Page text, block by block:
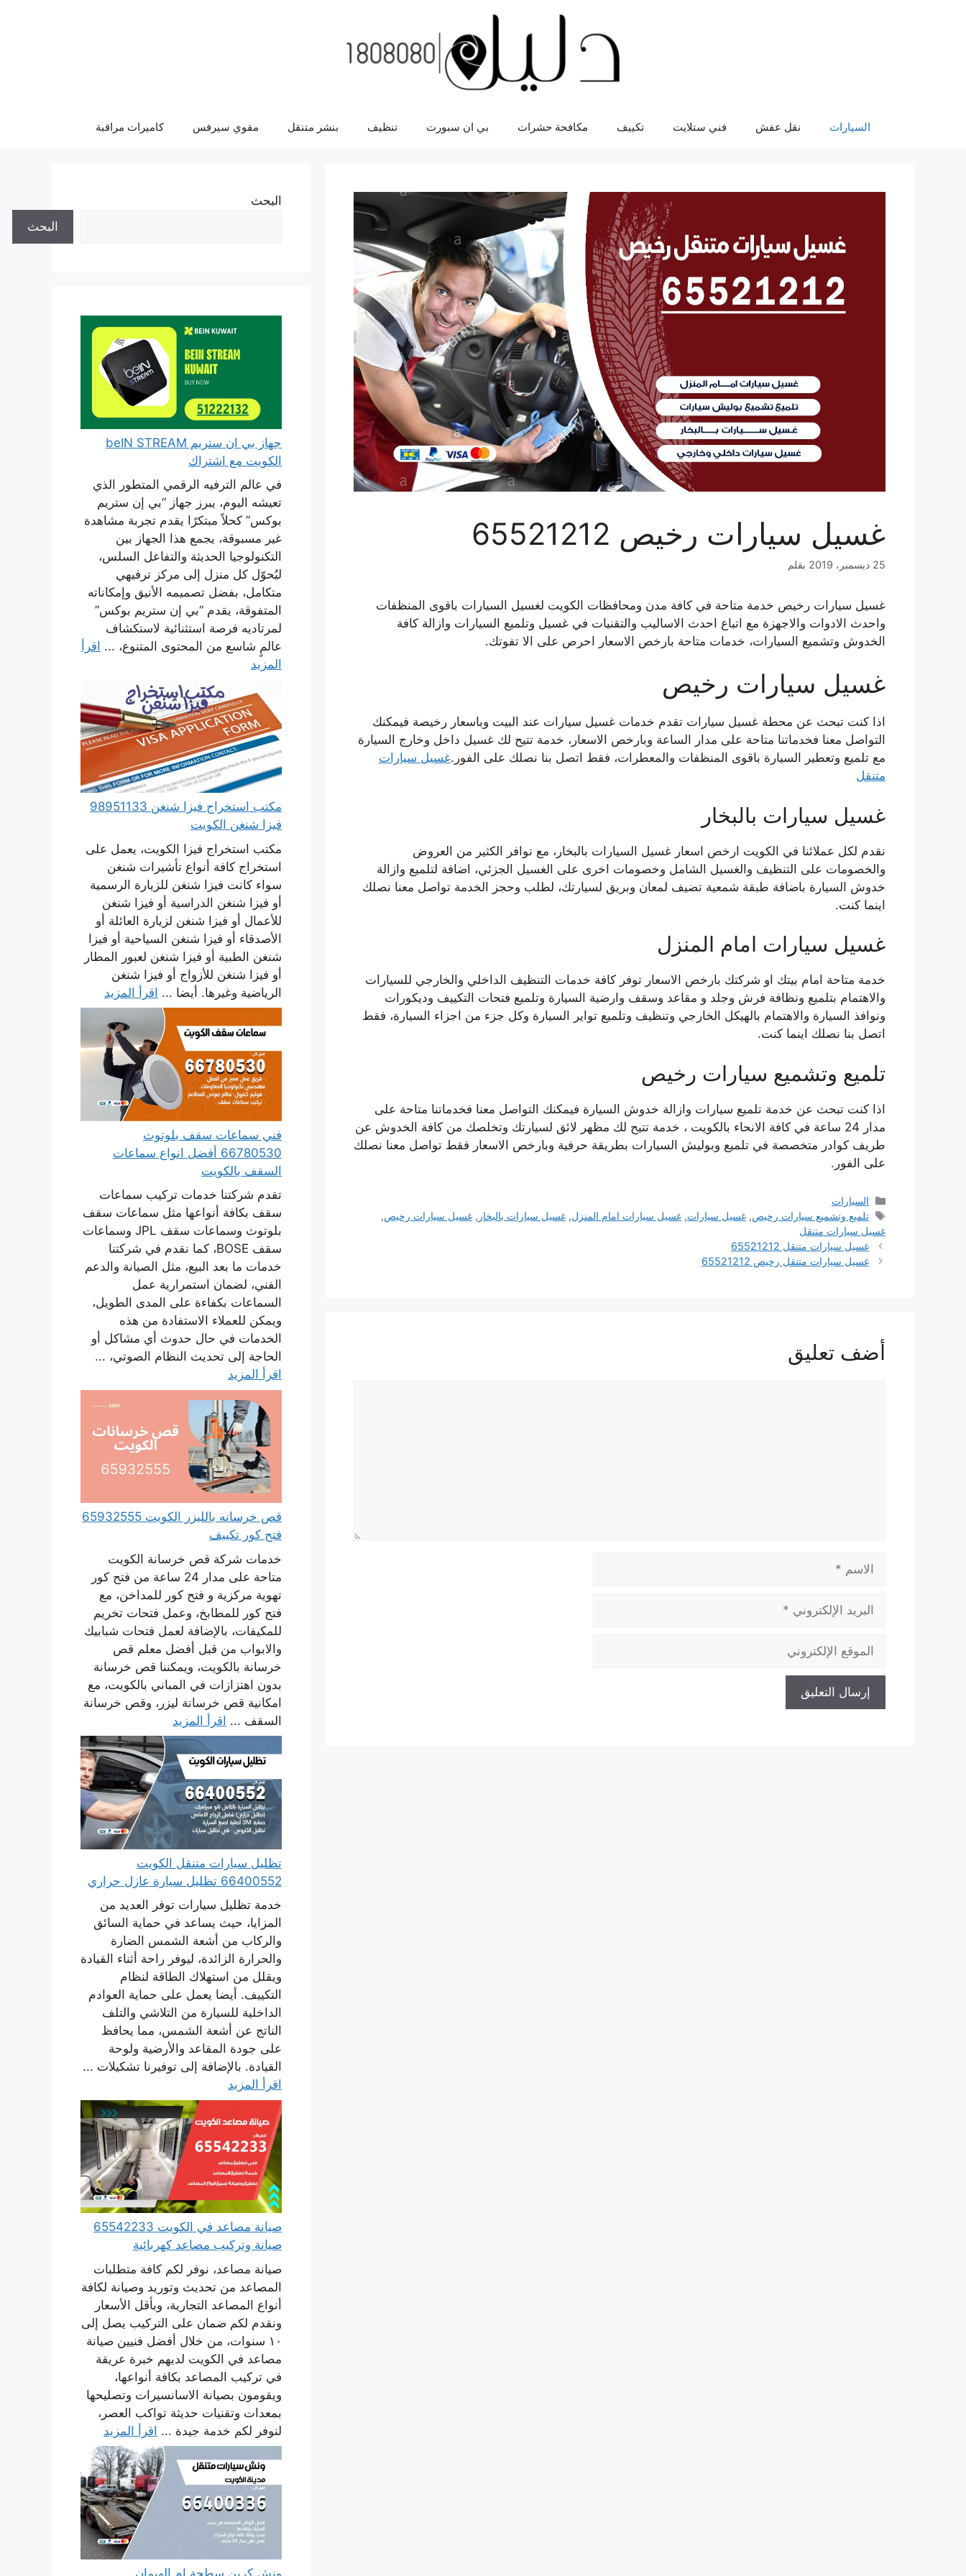
السيارات نقل عفش فني ستلايت تكييف مكافحة حشرات بي ان سبورت تنظيف بنشر متنقل مقوي سيرفس كاميرات مراقبة
غسيل سيارات رخيص 65521212
25 ديسمبر، 2019 بقلم
غسيل سيارات رخيص خدمة متاحة في كافة مدن ومحافظات الكويت لغسيل السيارات باقوى المنظفات
واحدث الادوات والاجهزة مع اتباع احدث الاساليب والتقنيات في غسيل وتلميع السيارات وازالة كافة
الخدوش وتشميع السيارات، خدمات متاحة بارخص الاسعار احرص على الا تفوتك.
غسيل سيارات رخيص
اذا كنت تبحث عن محطة غسيل سيارات تقدم خدمات غسيل سيارات عند البيت وباسعار رخيصة فيمكنك
التواصل معنا فخدماتنا متاحة على مدار الساعة وبارخص الاسعار، خدمة تتيح لك غسيل داخل وخارج السيارة
مع تلميع وتعطير السيارة باقوى المنظفات والمعطرات، فقط اتصل بنا نصلك على الفور.غسيل سيارات
متنقل
غسيل سيارات بالبخار
نقدم لكل عملائنا في الكويت ارخص اسعار غسيل السيارات بالبخار، مع توافر الكثير من العروض
والخصومات على التنظيف والغسيل الشامل وخصومات اخرى على الغسيل الجزئي، اضافة لتلميع وازالة
خدوش السيارة باضافة طبقة شمعية تضيف لمعان وبريق لسيارتك، لطلب وحجز الخدمة تواصل معنا نصلك
اينما كنت.
غسيل سيارات امام المنزل
خدمة متاحة امام بيتك او شركتك بارخص الاسعار توفر كافة خدمات التنظيف الداخلي والخارجي للسيارات
والاهتمام بتلميع ونظافة فرش وجلد و مقاعد وسقف وارضية السيارة وتلميع فتحات التكييف وديكورات
ونوافذ السيارة والاهتمام بالهيكل الخارجي وتنظيف وتلميع تواير السيارة وكل جزء من اجزاء السيارة، فقط
اتصل بنا نصلك اينما كنت.
تلميع وتشميع سيارات رخيص
اذا كنت تبحث عن خدمة تلميع سيارات وازالة خدوش السيارة فيمكنك التواصل معنا فخدماتنا متاحة على
مدار 24 ساعة في كافة الانحاء بالكويت ، خدمة تتيح لك مظهر لائق لسيارتك وتخلصك من كافة الخدوش عن
طريف كوادر متخصصة في تلميع وبوليش السيارات بطريقة حرفية وبارخص الاسعار فقط تواصل معنا نصلك
على الفور.
التصنيفات
السيارات
الوسوم
تلميع وتشميع سيارات رخيص,غسيل سيارات,غسيل سيارات امام المنزل,غسيل سيارات بالبخار ,غسيل سيارات رخيص,
غسيل سيارات متنقل
غسيل سيارات متنقل 65521212
غسيل سيارات متنقل رخيص 65521212
أضف تعليق
الإلكتروني
الإلكتروني
البحث
البحث
جهاز بي ان ستريم beIN STREAM
الكويت مع اشتراك
في عالم الترفيه الرقمي المتطور الذي
تعيشه اليوم، يبرز جهاز “بي إن ستريم
بوكس” كحلاً مبتكرًا يقدم تجربة مشاهدة
غير مسبوقة، يجمع هذا الجهاز بين
التكنولوجيا الحديثة والتفاعل السلس،
ليُحوّل كل منزل إلى مركز ترفيهي
متكامل، بفضل تصميمه الأنيق وإمكاناته
المتفوقة، يقدم “بي إن ستريم بوكس”
لمرتاديه فرصة استثنائية لاستكشاف
عالمٍ شاسع من المحتوى المتنوع، ... اقرأ
المزيد
مكتب استخراج فيزا شنغن 98951133
فيزا شنغن الكويت
مكتب استخراج فيزا الكويت، يعمل على
استخراج كافة أنواع تأشيرات شنغن
سواء كانت فيزا شنغن للزيارة الرسمية
أو فيزا شنغن الدراسية أو فيزا شنغن
للأعمال أو فيزا شنغن لزيارة العائلة أو
الأصدقاء أو فيزا شنغن السياحية أو فيزا
شنغن الطبية أو فيزا شنغن لعبور المطار
أو فيزا شنغن للأزواج أو فيزا شنغن
الرياضية وغيرها. أيضا ... اقرأ المزيد
فني سماعات سقف بلوتوث
66780530 أفضل انواع سماعات
السقف بالكويت
تقدم شركتنا خدمات تركيب سماعات
سقف بكافة أنواعها مثل سماعات سقف
بلوتوث وسماعات سقف JPL وسماعات
سقف BOSE، كما نقدم في شركتنا
خدمات ما بعد البيع، مثل الصيانة والدعم
الفني، لضمان استمرارية عمل
السماعات بكفاءة على المدى الطويل،
ويمكن للعملاء الاستفادة من هذه
الخدمات في حال حدوث أي مشاكل أو
الحاجة إلى تحديث النظام الصوتي، ...
اقرأ المزيد
قص خرسانه بالليزر الكويت 65932555
فتح كور تكييف
خدمات شركة قص خرسانة الكويت
متاحة على مدار 24 ساعة من فتح كور
تهوية مركزية و فتح كور للمداخن، مع
فتح كور للمطابخ، وعمل فتحات تخريم
للمكيفات، بالإضافة لعمل فتحات شبابيك
والابواب من قبل أفضل معلم قص
خرسانة بالكويت، ويمكننا قص خرسانة
بدون اهتزازات في المباني بالكويت، مع
امكانية قص خرسانة ليزر، وقص خرسانة
السقف ... اقرأ المزيد
تظليل سيارات متنقل الكويت
66400552 تظليل سيارة عازل حراري
خدمة تظليل سيارات توفر العديد من
المزايا، حيث يساعد في حماية السائق
والركاب من أشعة الشمس الضارة
والحرارة الزائدة، ليوفر راحة أثناء القيادة
ويقلل من استهلاك الطاقة لنظام
التكييف. أيضا يعمل على حماية العوادم
الداخلية للسيارة من التلاشي والتلف
الناتج عن أشعة الشمس، مما يحافظ
على جودة المقاعد والأرضية ولوحة
القيادة. بالإضافة إلى توفيرنا تشكيلات ...
اقرأ المزيد
صيانة مصاعد في الكويت 65542233
صيانة وتركيب مصاعد كهربائية
صيانة مصاعد، نوفر لكم كافة متطلبات
المصاعد من تحديث وتوريد وصيانة لكافة
أنواع المصاعد التجارية، وبأقل الأسعار
ونقدم لكم ضمان على التركيب يصل إلى
١٠ سنوات، من خلال أفضل فنيين صيانة
مصاعد في الكويت لديهم خبرة عريقة
في تركيب المصاعد بكافة أنواعها،
ويقومون بصيانة الاسانسيرات وتصليحها
بمعدات وتقنيات حديثة تواكب العصر،
لنوفر لكم خدمة جيدة ... اقرأ المزيد
ونش كرين سطحة ام الهيمان